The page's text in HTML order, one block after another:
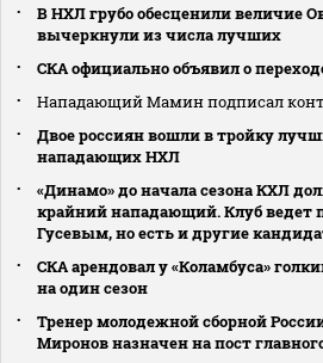
В НХЛ грубо обесценили величие
вычеркнули из числа лучших
СКА официально объявил о
Нападающий Мамин подписал
Двое россиян вошли в тройку
нападающих НХЛ
«Динамо» до начала сезона КХЛ
крайний нападающий. Клуб ведет
Гусевым, но есть и другие
СКА арендовал у «Коламбуса»
на один сезон
Тренер молодежной сборной
Миронов назначен на пост